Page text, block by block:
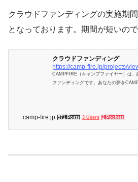
クラウドファンディングの実施期
となっております。期間が短いの
クラウドファンディング
https://camp-fire.jp/projects/
CAMPFIRE（キャンプファイヤー）は
ファンディングです。あなたの夢を
camp-fire.jp 571 Posts 3 Users 2 Pockets